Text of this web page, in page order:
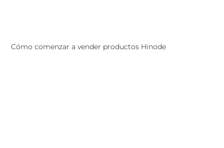
Cómo comenzar a vender productos Hinode